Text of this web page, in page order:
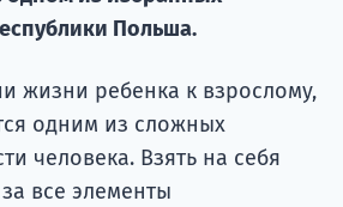
Польша.
жизни ребенка к взрослому,
одним из сложных
человека. Взять на себя
все элементы